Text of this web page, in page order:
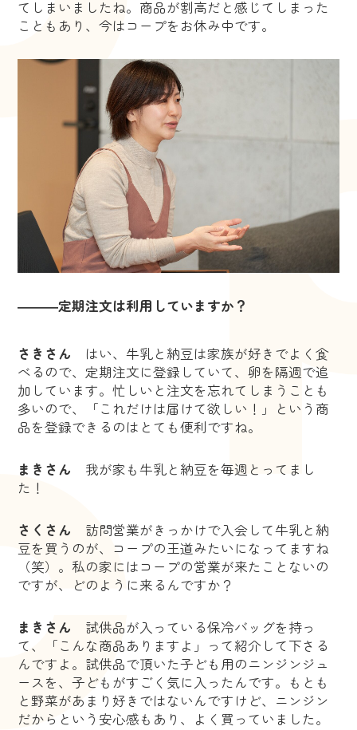
てしまいましたね。商品が割高だと感じてしまった
こともあり、今はコープをお休み中です。
―――定期注文は利用していますか？
さきさん はい、牛乳と納豆は家族が好きでよく食
べるので、定期注文に登録していて、卵を隔週で追
加しています。忙しいと注文を忘れてしまうことも
多いので、「これだけは届けて欲しい！」という商
品を登録できるのはとても便利ですね。
まきさん 我が家も牛乳と納豆を毎週とってまし
た！
さくさん
訪問営業がきっかけで入会して牛乳と納
豆を買うのが、コープの王道みたいになってますね
（笑）。私の家にはコープの営業が来たことないの
ですが、どのように来るんですか？
まきさん 試供品が入っている保冷バッグを持っ
て、「こんな商品ありますよ」って紹介して下さる
んですよ。試供品で頂いた子ども用のニンジンジュ
ースを、子どもがすごく気に入ったんです。もとも
と野菜があまり好きではないんですけど、ニンジン
だからという安心感もあり、よく買っていました。